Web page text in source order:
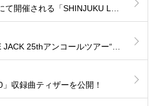
10/3(土)新宿全９会場にて開催される「SHINJUKU LOFT 50th CIRCUIT 2026」へ出演が決定！
9/12(土) THE BOOGIE JACK 25thアンコールツアー“LUMINARISM“ に参加決定！
収録曲ティザーを公開！